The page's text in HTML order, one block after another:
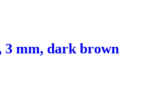
mm, dark brown